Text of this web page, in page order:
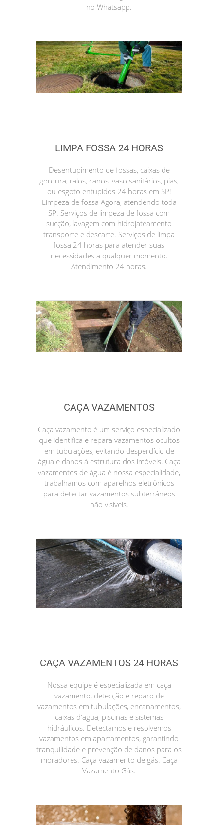
no Whatsapp.
LIMPA FOSSA 24 HORAS
Desentupimento de fossas, caixas de
gordura, ralos, canos, vaso sanitários, pias,
ou esgoto entupidos 24 horas em SP!
Limpeza de fossa Agora, atendendo toda
SP. Serviços de limpeza de fossa com
sucção, lavagem com hidrojateamento
transporte e descarte. Serviços de limpa
fossa 24 horas para atender suas
necessidades a qualquer momento.
Atendimento 24 horas.
CAÇA VAZAMENTOS
Caça vazamento é um serviço especializado
que identifica e repara vazamentos ocultos
em tubulações, evitando desperdício de
água e danos à estrutura dos imóveis. Caça
vazamentos de água é nossa especialidade,
trabalhamos com aparelhos eletrônicos
para detectar vazamentos subterrâneos
não visíveis.
CAÇA VAZAMENTOS 24 HORAS
Nossa equipe é especializada em caça
vazamento, detecção e reparo de
vazamentos em tubulações, encanamentos,
caixas d'água, piscinas e sistemas
hidráulicos. Detectamos e resolvemos
vazamentos em apartamentos, garantindo
tranquilidade e prevenção de danos para os
moradores. Caça vazamento de gás. Caça
Vazamento Gás.